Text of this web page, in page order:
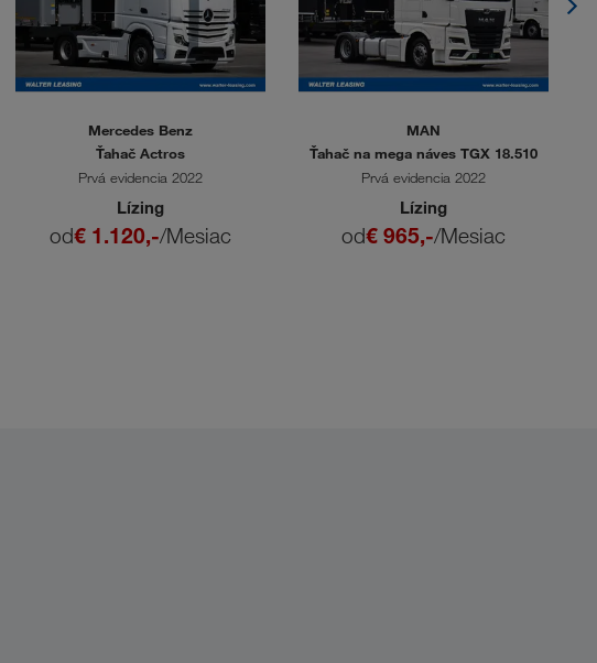
Mercedes Benz
Ťahač Actros
Prvá evidencia 2022
Lízing
od€ 1.120,-/Mesiac
MAN
Ťahač na mega náves TGX 18.510
Prvá evidencia 2022
Lízing
od€ 965,-/Mesiac